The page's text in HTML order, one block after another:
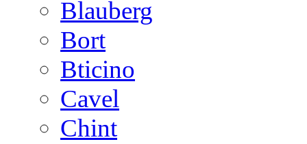
Blauberg
Bort
Bticino
Cavel
Chint